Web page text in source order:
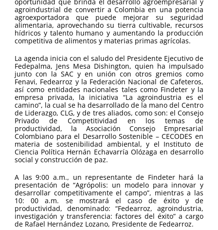
agroindustrial de convertir a Colombia en una potencia
agroexportadora que puede mejorar su seguridad
alimentaria, aprovechando su tierra cultivable, recursos
hídricos y talento humano y aumentando la producción
competitiva de alimentos y materias primas agrícolas.
La agenda inicia con el saludo del Presidente Ejecutivo de
Fedepalma, Jens Mesa Dishington, quien ha impulsado
junto con la SAC y en unión con otros gremios como
Fenavi, Fedearroz y la Federación Nacional de Cafeteros,
así como entidades nacionales tales como Findeter y la
empresa privada, la iniciativa “La agroindustria es el
camino”, la cual se ha desarrollado de la mano del Centro
de Liderazgo, CLG, y de tres aliados, como son: el Consejo
Privado de Competitividad en los temas de
productividad, la Asociación Consejo Empresarial
Colombiano para el Desarrollo Sostenible – CECODES en
materia de sostenibilidad ambiental, y el Instituto de
Ciencia Política Hernán Echavarría Olózaga en desarrollo
social y construcción de paz.
A las 9:00 a.m., un representante de Findeter hará la
presentación de “Agrópolis: un modelo para innovar y
desarrollar competitivamente el campo”, mientras a las
10: 00 a.m. se mostrará el caso de éxito y de
productividad, denominado: “Fedearroz, agroindustria,
investigación y transferencia: factores del éxito” a cargo
de Rafael Hernández Lozano, Presidente de Fedearroz.